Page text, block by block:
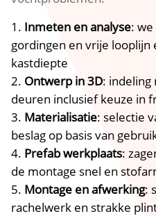
Inmeten en analyse:
gordingen en vrije looplijn
kastdiepte
Ontwerp in 3D: indeling
deuren inclusief keuze in
Materialisatie: selectie
beslag op basis van
Prefab werkplaats:
de montage snel en
Montage en afwerking:
rachelwerk en strakke